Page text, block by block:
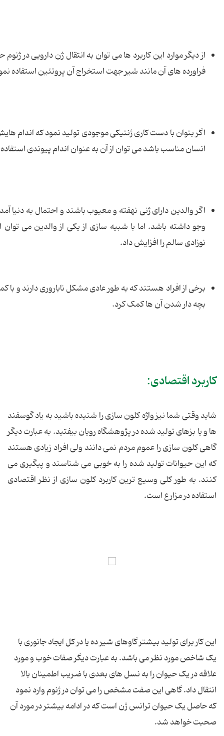
از دیگر موارد این کاربرد ها می توان به انتقال ژن دارویی در ژنوم
فراورده های آن مانند شیر جهت استخراج آن پروتئین استفاده
اگر بتوان با دست کاری ژنتیکی موجودی تولید نمود که اندام
انسان مناسب باشد می توان از آن به عنوان اندام پیوندی
اگر والدین دارای ژنی نهفته و معیوب باشند و احتمال به دنیا
وجو داشته باشد. اما با شبیه سازی از یکی از والدین می
نوزادی سالم را افزایش داد.
برخی از افراد هستند که به طور عادی مشکل ناباروری دارند و با
بچه دار شدن آن ها کمک کرد.
کاربرد اقتصادی:
شاید وقتی شما نیز واژه کلون سازی را شنیده باشید به یاد گوسفند
ها و یا بزهای تولید شده در پژوهشگاه رویان بیفتید. به عبارت دیگر
گاهی کلون سازی را عموم مردم نمی دانند ولی افراد زیادی هستند
که این حیوانات تولید شده را به خوبی می شناسند و پیگیری می
کنند. به طور کلی وسیع ترین کاربرد کلون سازی از نظر اقتصادی
استفاده در مزارع است.
این کار برای تولید بیشتر گاوهای شیر ده یا در کل ایجاد جانوری با
یک شاخص مورد نظر می باشد. به عبارت دیگر صفات خوب و مورد
علاقه در یک حیوان را به نسل های بعدی با ضریب اطمینان بالا
انتقال داد. گاهی این صفت مشخص را می توان در ژنوم وارد نمود
که حاصل یک حیوان ترانس ژن است که در ادامه بیشتر در مورد آن
صحبت خواهد شد.